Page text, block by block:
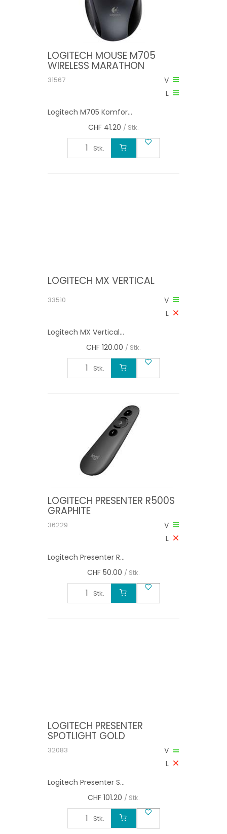
LOGITECH MOUSE M705
WIRELESS MARATHON
V
L
31567
Logitech M705 Komfor...
CHF 41.20 / Stk.
Stk.
LOGITECH MX VERTICAL
V
L
33510
Logitech MX Vertical...
CHF 120.00 / Stk.
Stk.
LOGITECH PRESENTER R500S
GRAPHITE
V
L
36229
Logitech Presenter R...
CHF 50.00 / Stk.
Stk.
LOGITECH PRESENTER
SPOTLIGHT GOLD
V
L
32083
Logitech Presenter S...
CHF 101.20 / Stk.
Stk.